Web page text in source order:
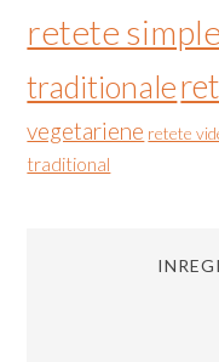
retete simple
traditionale
vegetariene retete
traditional